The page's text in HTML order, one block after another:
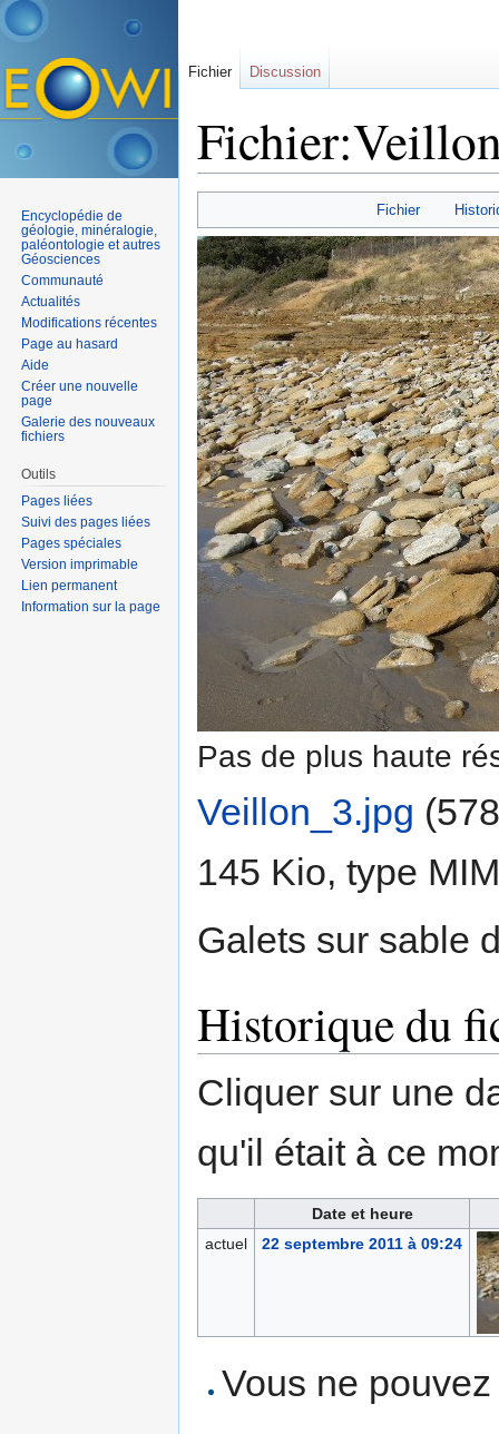
Fichier
Pas de plus haute
Veillon_3.jpg
145 Kio, type
Galets sur sable
Historique du
Cliquer sur une
qu'il était à ce
Date et heure
actuel
22 septembre 2011 à 09:24
Vous ne
Fichier Discussion
Encyclopédie de
géologie, minéralogie,
paléontologie et autres
Géosciences
Communauté
Actualités
Modifications récentes
Page au hasard
Aide
Créer une nouvelle
page
Galerie des nouveaux
fichiers
Outils
Pages liées
Suivi des pages liées
Pages spéciales
Version imprimable
Lien permanent
Information sur la page